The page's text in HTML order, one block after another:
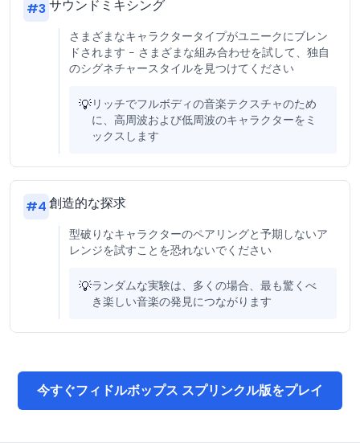
#3サウンドミキシング
さまざまなキャラクタータイプがユニークにブレン
ドされます - さまざまな組み合わせを試して、独自
のシグネチャースタイルを見つけてください
💡リッチでフルボディの音楽テクスチャのため
に、高周波および低周波のキャラクターをミ
ックスします
#4創造的な探求
型破りなキャラクターのペアリングと予期しないア
レンジを試すことを恐れないでください
💡ランダムな実験は、多くの場合、最も驚くべ
き楽しい音楽の発見につながります
今すぐフィドルボップス スプリンクル版をプレイ